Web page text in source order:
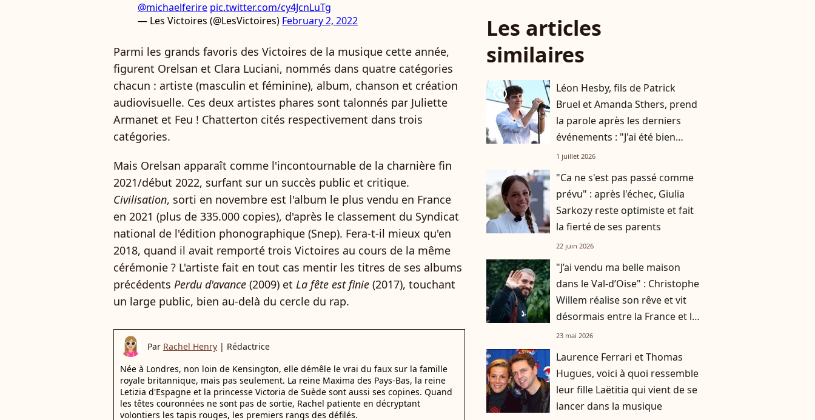
@michaelferire pic.twitter.com/cy4JcnLuTg
— Les Victoires (@LesVictoires) February 2, 2022
Parmi les grands favoris des Victoires de la musique cette année,
figurent Orelsan et Clara Luciani, nommés dans quatre catégories
chacun : artiste (masculin et féminine), album, chanson et création
audiovisuelle. Ces deux artistes phares sont talonnés par Juliette
Armanet et Feu ! Chatterton cités respectivement dans trois
catégories.
Mais Orelsan apparaît comme l'incontournable de la charnière fin
2021/début 2022, surfant sur un succès public et critique.
Civilisation, sorti en novembre est l'album le plus vendu en France
en 2021 (plus de 335.000 copies), d'après le classement du Syndicat
national de l'édition phonographique (Snep). Fera-t-il mieux qu'en
2018, quand il avait remporté trois Victoires au cours de la même
cérémonie ? L'artiste fait en tout cas mentir les titres de ses albums
précédents Perdu d'avance (2009) et La fête est finie (2017), touchant
un large public, bien au-delà du cercle du rap.
Par Rachel Henry | Rédactrice
Née à Londres, non loin de Kensington, elle démêle le vrai du faux sur la famille
royale britannique, mais pas seulement. La reine Maxima des Pays-Bas, la reine
Letizia d'Espagne et la princesse Victoria de Suède sont aussi ses copines. Quand
les têtes couronnées ne sont pas de sortie, Rachel patiente en décryptant
volontiers les tapis rouges, les premiers rangs des défilés.
Les articles
similaires
player2
Léon Hesby, fils de Patrick
Bruel et Amanda Sthers, prend
la parole après les derniers
événements : "J'ai été bien
accueilli"
1 juillet 2026
"Ca ne s'est pas passé comme
prévu" : après l'échec, Giulia
Sarkozy reste optimiste et fait
la fierté de ses parents
22 juin 2026
"J’ai vendu ma belle maison
dans le Val-d’Oise" : Christophe
Willem réalise son rêve et vit
désormais entre la France et le
Brésil
23 mai 2026
Laurence Ferrari et Thomas
Hugues, voici à quoi ressemble
leur fille Laëtitia qui vient de se
lancer dans la musique